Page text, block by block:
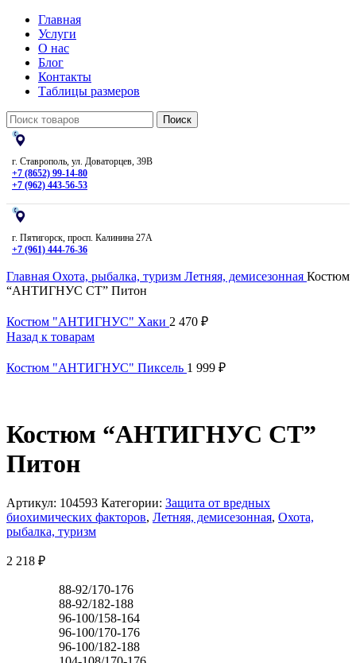
Главная
Услуги
О нас
Блог
Контакты
Таблицы размеров
Поиск
г. Ставрополь, ул. Доваторцев, 39В
+7 (8652) 99-14-80
+7 (962) 443-56-53
г. Пятигорск, просп. Калинина 27А
+7 (961) 444-76-36
Главная Охота, рыбалка, туризм Летняя, демисезонная Костюм
“АНТИГНУС СТ” Питон
Костюм "АНТИГНУС" Хаки 2 470 ₽
Назад к товарам
Костюм "АНТИГНУС" Пиксель 1 999 ₽
Костюм “АНТИГНУС СТ”
Питон
Артикул: 104593 Категории: Защита от вредных
биохимических факторов, Летняя, демисезонная, Охота,
рыбалка, туризм
2 218 ₽
88-92/170-176
88-92/182-188
96-100/158-164
96-100/170-176
96-100/182-188